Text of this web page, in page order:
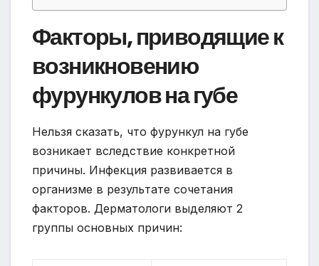
Факторы, приводящие к
возникновению
фурункулов на губе
Нельзя сказать, что фурункул на губе
возникает вследствие конкретной
причины. Инфекция развивается в
организме в результате сочетания
факторов. Дерматологи выделяют 2
группы основных причин: